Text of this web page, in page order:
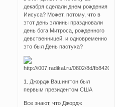
декабря сделали днем рождения
Иисуса? Может, потому, что в
этот день эллины праздновали
день бога Митроса, рожденного
девственницей, и одновременно
это был День пастуха?
1. Джордж Вашингтон был
первым президентом США
Все знают, что Джордж